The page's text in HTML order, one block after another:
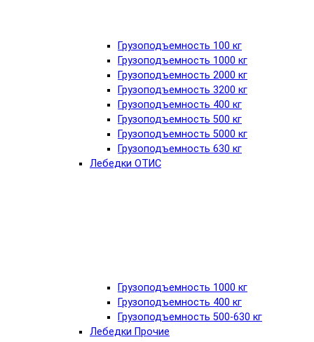
Грузоподъемность 100 кг
Грузоподъемность 1000 кг
Грузоподъемность 2000 кг
Грузоподъемность 3200 кг
Грузоподъемность 400 кг
Грузоподъемность 500 кг
Грузоподъемность 5000 кг
Грузоподъемность 630 кг
Лебедки ОТИС
Грузоподъемность 1000 кг
Грузоподъемность 400 кг
Грузоподъемность 500-630 кг
Лебедки Прочие